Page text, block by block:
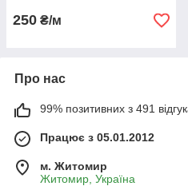
250 ₴/м
Про нас
99% позитивних з 491
Працює з 05.01.2012
м. Житомир
Житомир, Україна